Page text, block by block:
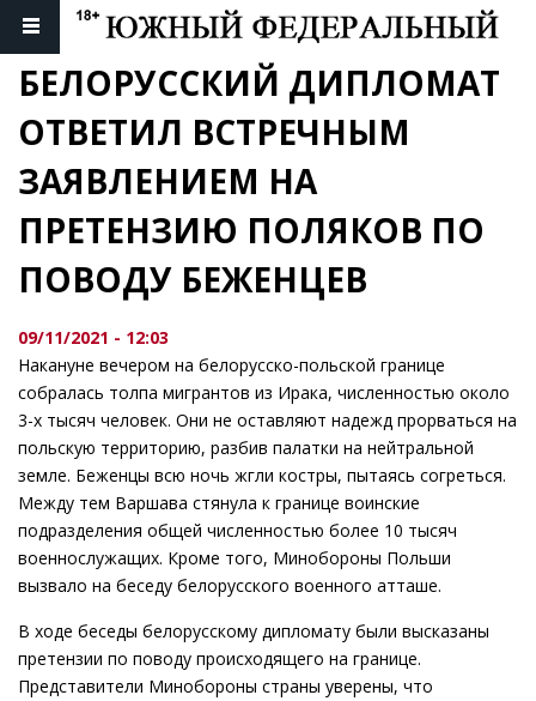
БЕЛОРУССКИЙ ДИПЛОМАТ
ОТВЕТИЛ ВСТРЕЧНЫМ
ЗАЯВЛЕНИЕМ НА
ПРЕТЕНЗИЮ ПОЛЯКОВ ПО
ПОВОДУ БЕЖЕНЦЕВ
09/11/2021 - 12:03
Накануне вечером на белорусско-польской границе
собралась толпа мигрантов из Ирака, численностью около
3-х тысяч человек. Они не оставляют надежд прорваться на
польскую территорию, разбив палатки на нейтральной
земле. Беженцы всю ночь жгли костры, пытаясь согреться.
Между тем Варшава стянула к границе воинские
подразделения общей численностью более 10 тысяч
военнослужащих. Кроме того, Минобороны Польши
вызвало на беседу белорусского военного атташе.
В ходе беседы белорусскому дипломату были высказаны
претензии по поводу происходящего на границе.
Представители Минобороны страны уверены, что